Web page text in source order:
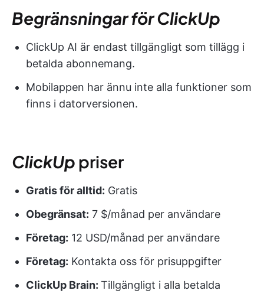
Begränsningar för ClickUp
ClickUp AI är endast tillgängligt som tillägg i
betalda abonnemang.
Mobilappen har ännu inte alla funktioner som
finns i datorversionen.
ClickUp priser
Gratis för alltid: Gratis
Obegränsat: 7 $/månad per användare
Företag: 12 USD/månad per användare
Företag: Kontakta oss för prisuppgifter
ClickUp Brain: Tillgängligt i alla betalda